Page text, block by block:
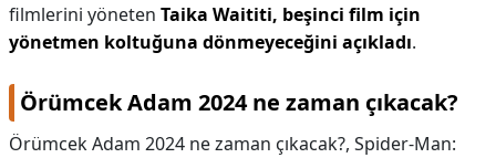
filmlerini yöneten Taika Waititi, beşinci film için
yönetmen koltuğuna dönmeyeceğini açıkladı.
Örümcek Adam 2024 ne zaman çıkacak?
Örümcek Adam 2024 ne zaman çıkacak?, Spider-Man: